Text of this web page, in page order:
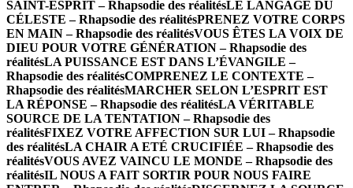
SAINT-ESPRIT – Rhapsodie des réalitésLE LANGAGE DU
CÉLESTE – Rhapsodie des réalitésPRENEZ VOTRE CORPS
EN MAIN – Rhapsodie des réalitésVOUS ÊTES LA VOIX DE
DIEU POUR VOTRE GÉNÉRATION – Rhapsodie des
réalitésLA PUISSANCE EST DANS L’ÉVANGILE –
Rhapsodie des réalitésCOMPRENEZ LE CONTEXTE –
Rhapsodie des réalitésMARCHER SELON L’ESPRIT EST
LA RÉPONSE – Rhapsodie des réalitésLA VÉRITABLE
SOURCE DE LA TENTATION – Rhapsodie des
réalitésFIXEZ VOTRE AFFECTION SUR LUI – Rhapsodie
des réalitésLA CHAIR A ETÉ CRUCIFIÉE – Rhapsodie des
réalitésVOUS AVEZ VAINCU LE MONDE – Rhapsodie des
réalitésIL NOUS A FAIT SORTIR POUR NOUS FAIRE